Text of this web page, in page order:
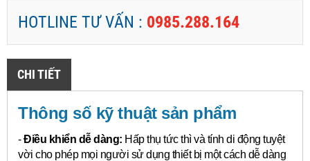
HOTLINE TƯ VẤN : 0985.288.164
CHI TIẾT
Thông số kỹ thuật sản phẩm
-Điều khiển dễ dàng: Hấp thụ tức thì và tính di động tuyệt
vời cho phép mọi người sử dụng thiết bị một cách dễ dàng